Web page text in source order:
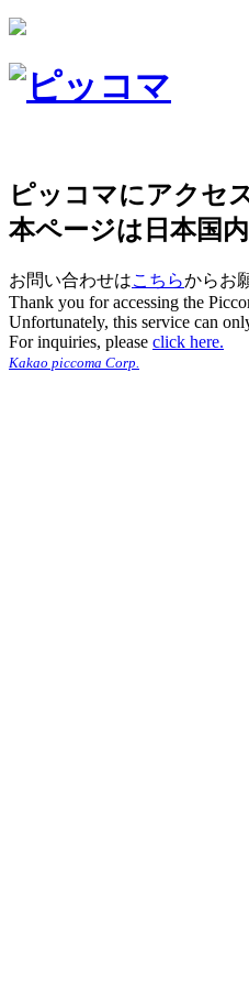
ピッコマにアクセ
本ページは日本国
お問い合わせはこちらからお
Thank you for accessing the
Unfortunately, this service can
For inquiries, please click here.
Kakao piccoma Corp.